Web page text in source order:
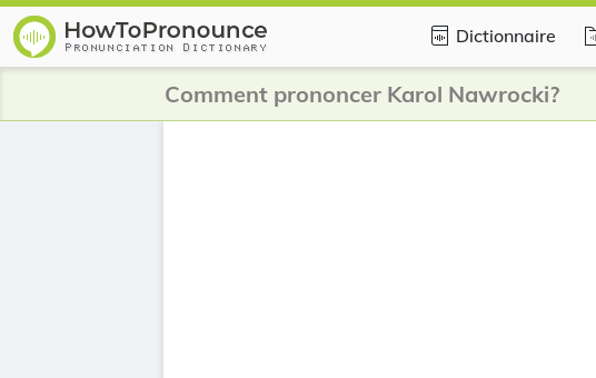
Dictionnaire
Comment prononcer Karol Nawrocki?